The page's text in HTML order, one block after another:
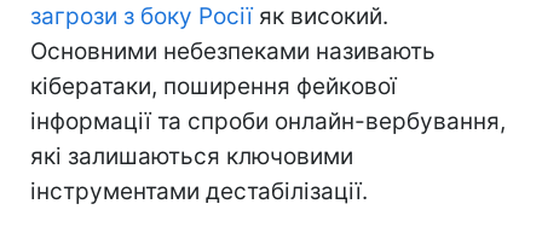
загрози з боку Росіїяк високий.
Основними небезпеками називають
кібератаки, поширення фейкової
інформації та спроби онлайн-вербування,
які залишаються ключовими
інструментами дестабілізації.